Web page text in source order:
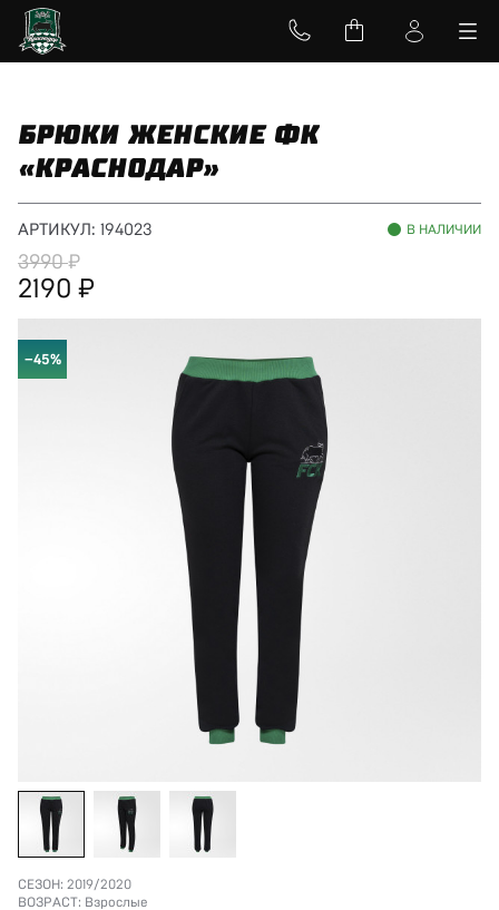
БРЮКИ ЖЕНСКИЕ ФК
«КРАСНОДАР»
АРТИКУЛ: 194023 В НАЛИЧИИ
3990
2190
−45%
СЕЗОН: 2019/2020
ВОЗРАСТ: Взрослые